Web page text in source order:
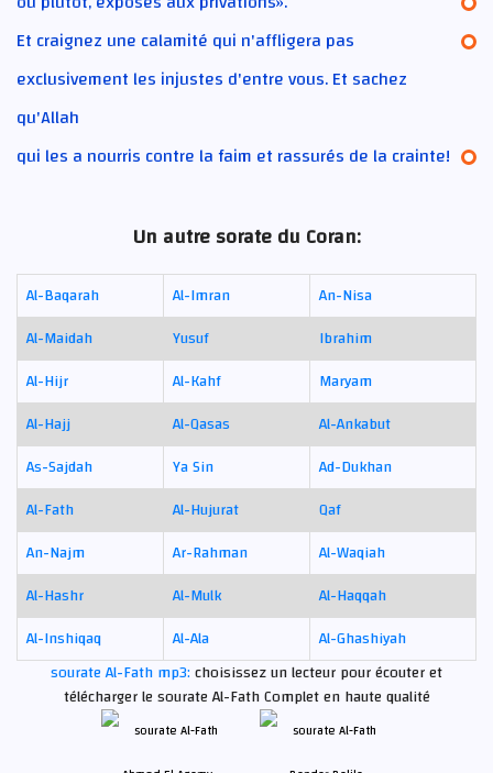
Et craignez une calamité qui n'affligera pas
exclusivement les injustes d'entre vous. Et sachez
qu'Allah
qui les a nourris contre la faim et rassurés de la crainte!
Un autre sorate du Coran:
Al-Baqarah Al-Imran
An-Nisa
Al-Maidah
Yusuf
Ibrahim
Al-Hijr
Al-Kahf
Maryam
Al-Hajj
Al-Qasas
Al-Ankabut
As-Sajdah
Ya Sin
Ad-Dukhan
Al-Fath
Al-Hujurat
Qaf
An-Najm
Ar-Rahman
Al-Waqiah
Al-Hashr
Al-Mulk
Al-Haqqah
Al-Inshiqaq
Al-Ala
Al-Ghashiyah
sourate Al-Fath mp3:choisissez un lecteur pour écouter et
télécharger le sourate Al-Fath Complet en haute qualité